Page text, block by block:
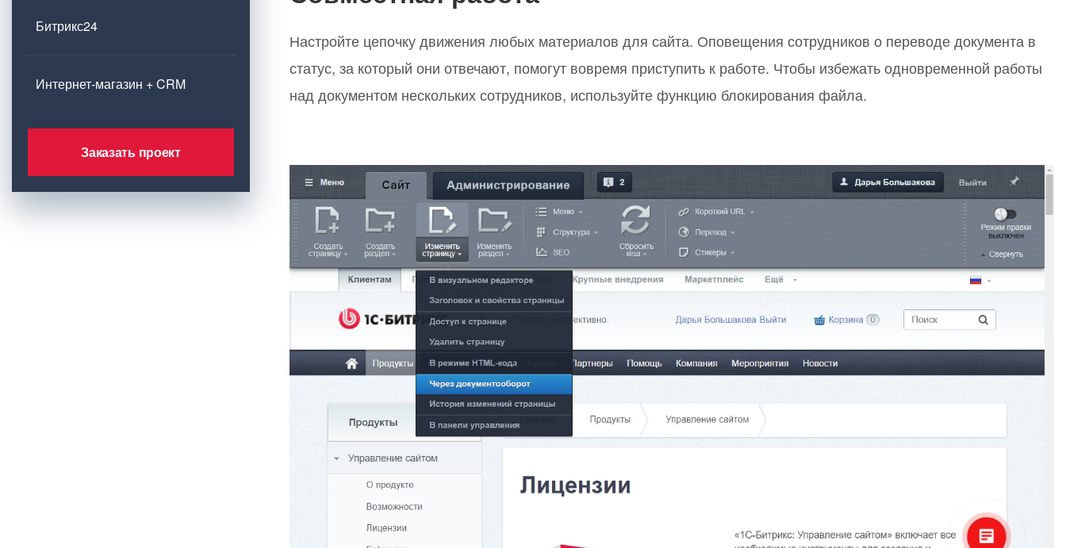
Битрикс24
Интернет-магазин + CRM
Заказать проект
Настройте цепочку движения любых материалов для сайта. Оповещения сотрудников о переводе документа в
статус, за который они отвечают, помогут вовремя приступить к работе. Чтобы избежать одновременной работы
над документом нескольких сотрудников, используйте функцию блокирования файла.